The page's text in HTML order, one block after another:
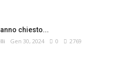
chiesto...
Gen 30, 2024 0 2769